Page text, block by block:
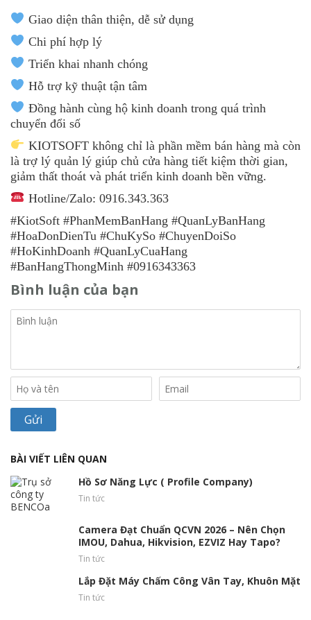
Giao diện thân thiện, dễ sử dụng
Chi phí hợp lý
Triển khai nhanh chóng
Hỗ trợ kỹ thuật tận tâm
Đồng hành cùng hộ kinh doanh trong quá trình
chuyển đổi số
KIOTSOFT không chỉ là phần mềm bán hàng mà còn
là trợ lý quản lý giúp chủ cửa hàng tiết kiệm thời gian,
giảm thất thoát và phát triển kinh doanh bền vững.
Hotline/Zalo: 0916.343.363
#KiotSoft #PhanMemBanHang #QuanLyBanHang
#HoaDonDienTu #ChuKySo #ChuyenDoiSo
#HoKinhDoanh #QuanLyCuaHang
#BanHangThongMinh #0916343363
Bình luận của bạn
BÀI VIẾT LIÊN QUAN
Hồ Sơ Năng Lực ( Profile Company)
Tin tức
Camera Đạt Chuẩn QCVN 2026 – Nên Chọn
IMOU, Dahua, Hikvision, EZVIZ Hay Tapo?
Tin tức
Lắp Đặt Máy Chấm Công Vân Tay, Khuôn Mặt
Tin tức